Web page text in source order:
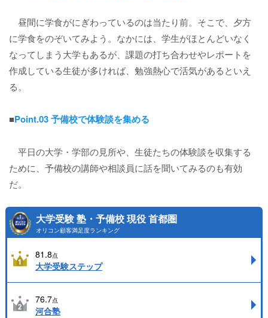
昼間に学食がにぎわっているのは当たり前。そこで、夕方
に学食をのぞいてみよう。なかには、学生がほとんどいなく
なってしまう大学もあるが、課題の打ち合わせやレポートを
作成している生徒が多ければ、勉強熱心で活気があるといえ
る。
■Point.03 予備校で体験談を集める
平日の大学・学部の見所や、生徒たちの体験談を収集する
ために、予備校の講師や相談員に話を聞いてみるのも有効
だ。
大学受験 塾・予備校 現役 首都圏
オリコン顧客満足度ランキング
81.8点
大学受験ステップ
76.7点
河合塾